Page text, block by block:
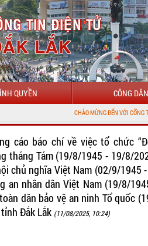
QUYỀN CÔNG DÂN
CHÀO MỪNG ĐẾN VỚI CỔNG THÔNG TIN
cáo báo chí về việc tổ chức
tháng Tám (19/8/1945 - 19/8/
chủ nghĩa Việt Nam (02/9/1945
an nhân dân Việt Nam (19/8/
dân bảo vệ an ninh Tổ quốc
Đắk Lắk (11/08/2025, 10:24)